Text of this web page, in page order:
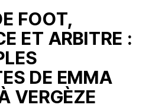
FOOT,
ET ARBITRE :
DE EMMA
VERGÈZE